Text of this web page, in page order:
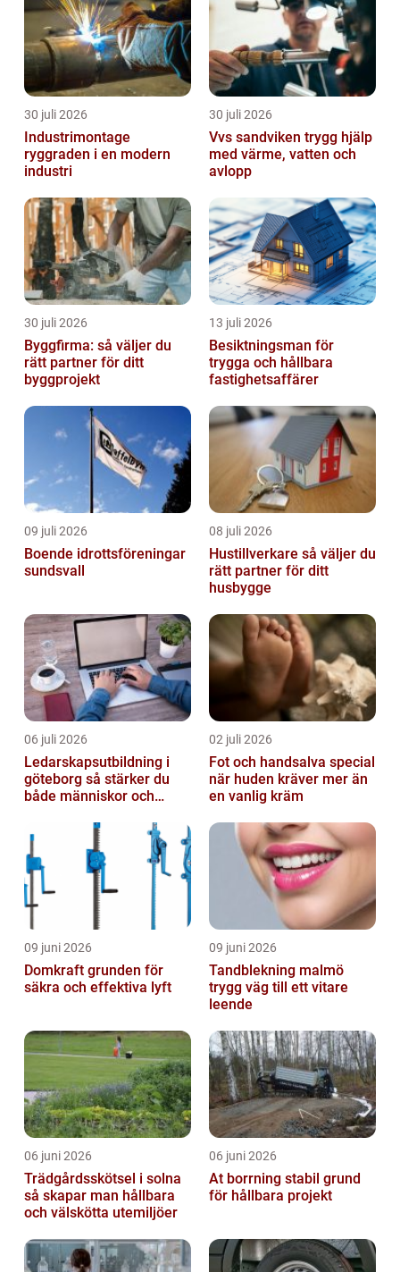
30 juli 2026
Industrimontage
ryggraden i en modern
industri
30 juli 2026
Vvs sandviken trygg hjälp
med värme, vatten och
avlopp
30 juli 2026
Byggfirma: så väljer du
rätt partner för ditt
byggprojekt
13 juli 2026
Besiktningsman för
trygga och hållbara
fastighetsaffärer
09 juli 2026
Boende idrottsföreningar
sundsvall
08 juli 2026
Hustillverkare så väljer du
rätt partner för ditt
husbygge
06 juli 2026
Ledarskapsutbildning i
göteborg så stärker du
både människor och
02 juli 2026
Fot och handsalva special
när huden kräver mer än
en vanlig kräm
09 juni 2026
Domkraft grunden för
säkra och effektiva lyft
09 juni 2026
Tandblekning malmö
trygg väg till ett vitare
leende
06 juni 2026
Trädgårdsskötsel i solna
så skapar man hållbara
och välskötta utemiljöer
06 juni 2026
At borrning stabil grund
för hållbara projekt